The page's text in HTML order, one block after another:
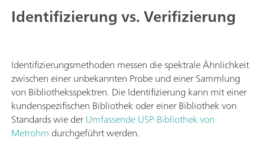
Identifizierung vs. Verifizierung
Identifizierungsmethoden messen die spektrale Ähnlichkeit
zwischen einer unbekannten Probe und einer Sammlung
von Bibliotheksspektren. Die Identifizierung kann mit einer
kundenspezifischen Bibliothek oder einer Bibliothek von
Standards wie derUmfassende USP-Bibliothek von
Metrohm durchgeführt werden.